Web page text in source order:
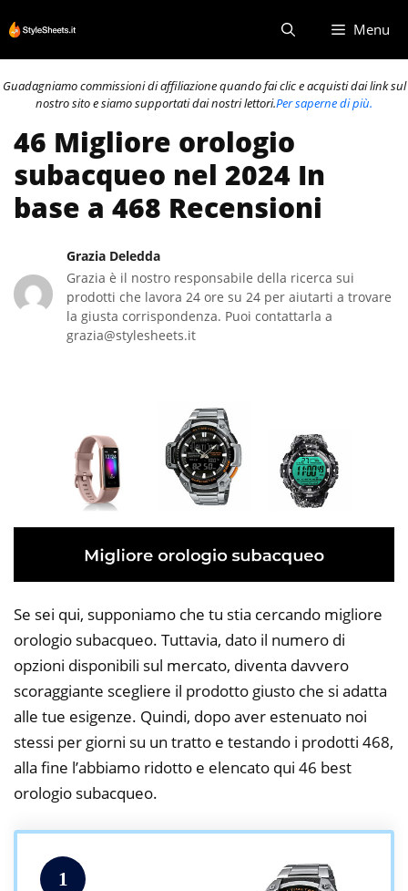
al
contenuto
Menu
Guadagniamo commissioni di affiliazione quando fai clic e acquisti dai link sul
nostro sito e siamo supportati dai nostri lettori.Per saperne di più.
46 Migliore orologio
subacqueo nel 2024 In
base a 468 Recensioni
Grazia Deledda
Grazia è il nostro responsabile della ricerca sui
prodotti che lavora 24 ore su 24 per aiutarti a trovare
la giusta corrispondenza. Puoi contattarla a
grazia@stylesheets.it
Se sei qui, supponiamo che tu stia cercando migliore
orologio subacqueo. Tuttavia, dato il numero di
opzioni disponibili sul mercato, diventa davvero
scoraggiante scegliere il prodotto giusto che si adatta
alle tue esigenze. Quindi, dopo aver estenuato noi
stessi per giorni su un tratto e testando i prodotti 468,
alla fine l’abbiamo ridotto e elencato qui 46 best
orologio subacqueo.
1